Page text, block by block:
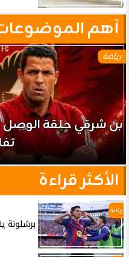
آهم
رياضة
بن شرقي حلقة الوصل
الأكثر قراءة
رياضة
برشلونة